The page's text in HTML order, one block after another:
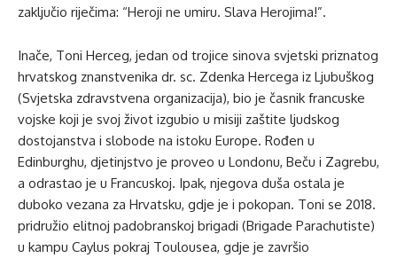
zaključio riječima: “Heroji ne umiru. Slava Herojima!”.
Inače, Toni Herceg, jedan od trojice sinova svjetski priznatog
hrvatskog znanstvenika dr. sc. Zdenka Hercega iz Ljubuškog
(Svjetska zdravstvena organizacija), bio je časnik francuske
vojske koji je svoj život izgubio u misiji zaštite ljudskog
dostojanstva i slobode na istoku Europe. Rođen u
Edinburghu, djetinjstvo je proveo u Londonu, Beču i Zagrebu,
a odrastao je u Francuskoj. Ipak, njegova duša ostala je
duboko vezana za Hrvatsku, gdje je i pokopan. Toni se 2018.
pridružio elitnoj padobranskoj brigadi (Brigade Parachutiste)
u kampu Caylus pokraj Toulousea, gdje je završio